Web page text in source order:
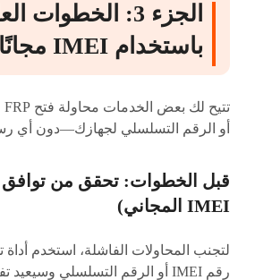
باستخدام IMEI مجانًا
أو الرقم التسلسلي لجهازك—دون أي
قبل الخطوات: تحقق من توافق
IMEI المجاني)
لتجنب المحاولات الفاشلة، استخدم
رقم IMEI أو الرقم التسلسلي وسيعيد تفاصيل مثل: